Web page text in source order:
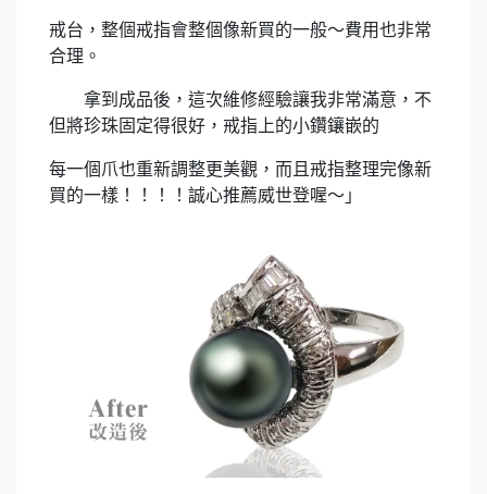
戒台，整個戒指會整個像新買的一般～費用也非常
合理。
拿到成品後，這次維修經驗讓我非常滿意，不
但將珍珠固定得很好，戒指上的小鑽鑲嵌的
每一個爪也重新調整更美觀，而且戒指整理完像新
買的一樣！！！！誠心推薦威世登喔～」